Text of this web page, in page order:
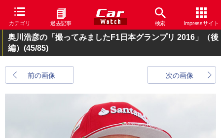
カテゴリ 過去記事 検索 Impressサイト
奥川浩彦の「撮ってみましたF1日本グランプリ 2016」（後
編） (45/85)
前の画像 次の画像